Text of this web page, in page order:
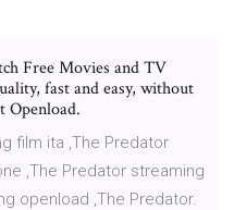
Free Movies and TV
fast and easy, without
Openload.
film ita ,The Predator
,The Predator streaming
openload ,The Predator.